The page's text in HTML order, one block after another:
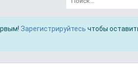
Зарегистрируйтесь чтобы